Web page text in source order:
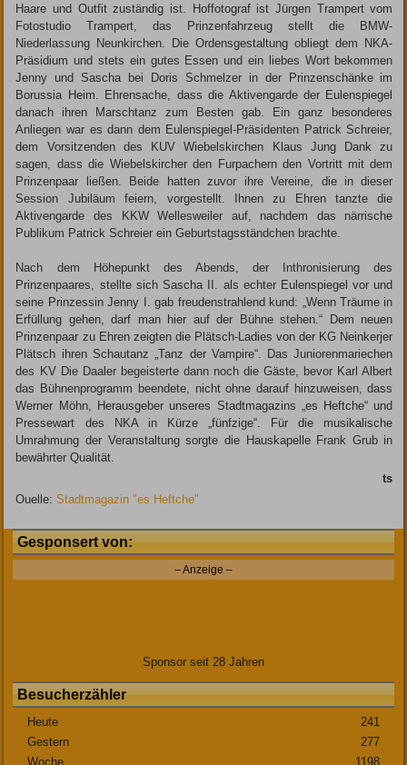
Haare und Outfit zuständig ist. Hoffotograf ist Jürgen Trampert vom
Fotostudio Trampert, das Prinzenfahrzeug stellt die BMW-
Niederlassung Neunkirchen. Die Ordensgestaltung obliegt dem NKA-
Präsidium und stets ein gutes Essen und ein liebes Wort bekommen
Jenny und Sascha bei Doris Schmelzer in der Prinzenschänke im
Borussia Heim. Ehrensache, dass die Aktivengarde der Eulenspiegel
danach ihren Marschtanz zum Besten gab. Ein ganz besonderes
Anliegen war es dann dem Eulenspiegel-Präsidenten Patrick Schrei­er,
dem Vorsitzenden des KUV Wiebelskirchen Klaus Jung Dank zu
sagen, dass die Wiebelskircher den Furpachern den Vortritt mit dem
Prinzenpaar ließen. Beide hatten zuvor ihre Vereine, die in dieser
Session Jubiläum feiern, vorgestellt. Ihnen zu Ehren tanzte die
Aktivengarde des KKW Wellesweiler auf, nachdem das närrische
Publikum Patrick Schreier ein Geburtstagsständchen brachte.
Nach dem Höhepunkt des Abends, der Inthronisierung des
Prinzenpaares, stellte sich Sascha II. als echter Eulenspiegel vor und
seine Prinzessin Jenny I. gab freudenstrahlend kund: „Wenn Träume in
Erfüllung gehen, darf man hier auf der Bühne stehen.“ Dem neuen
Prinzenpaar zu Ehren zeigten die Plätsch-Ladies von der KG Neinkerjer
Plätsch ihren Schautanz „Tanz der Vampire“. Das Juniorenmariechen
des KV Die Daaler begeisterte dann noch die Gäste, bevor Karl Albert
das Bühnenprogramm beendete, nicht ohne darauf hinzuweisen, dass
Werner Möhn, Herausgeber unseres Stadtmagazins „es Heftche“ und
Pressewart des NKA in Kürze „fünfzige“. Für die musikalische
Umrahmung der Veranstaltung sorgte die Hauskapelle Frank Grub in
bewährter Qualität.
ts
Ouelle:Stadtmagazin "es Heftche"
Gesponsert von:
– Anzeige –
Sponsor seit 28 Jahren
Besucherzähler
Heute
241
Gestern
277
Woche
1198